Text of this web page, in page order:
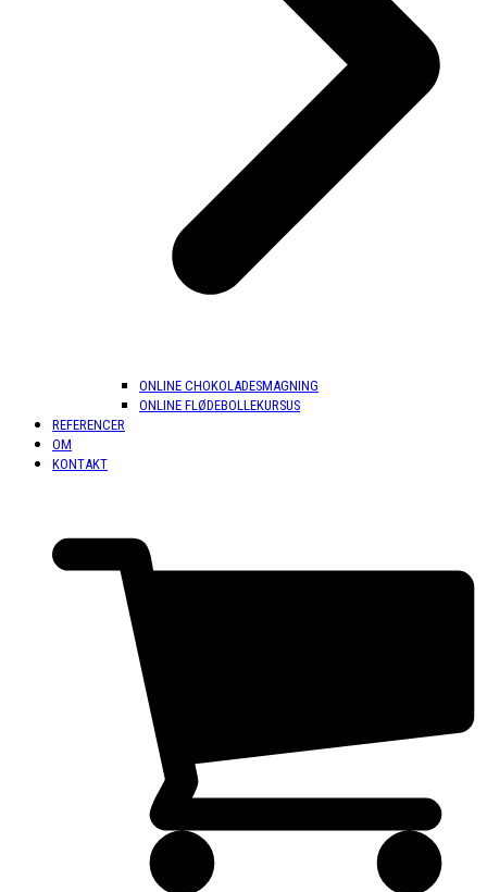
ONLINE CHOKOLADESMAGNING
ONLINE FLØDEBOLLEKURSUS
REFERENCER
OM
KONTAKT